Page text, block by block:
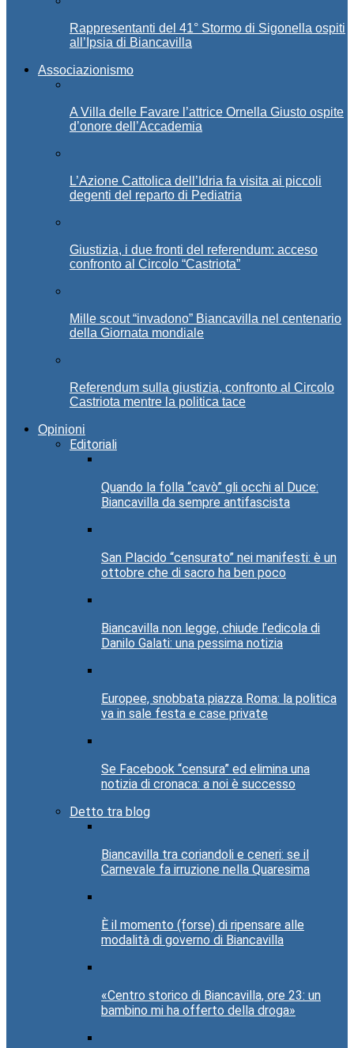
Rappresentanti del 41° Stormo di Sigonella ospiti
all’Ipsia di Biancavilla
Associazionismo
A Villa delle Favare l’attrice Ornella Giusto ospite
d’onore dell’Accademia
L’Azione Cattolica dell’Idria fa visita ai piccoli
degenti del reparto di Pediatria
Giustizia, i due fronti del referendum: acceso
confronto al Circolo “Castriota”
Mille scout “invadono” Biancavilla nel centenario
della Giornata mondiale
Referendum sulla giustizia, confronto al Circolo
Castriota mentre la politica tace
Opinioni
Editoriali
Quando la folla “cavò” gli occhi al Duce:
Biancavilla da sempre antifascista
San Placido “censurato” nei manifesti: è un
ottobre che di sacro ha ben poco
Biancavilla non legge, chiude l’edicola di
Danilo Galati: una pessima notizia
Europee, snobbata piazza Roma: la politica
va in sale festa e case private
Se Facebook “censura” ed elimina una
notizia di cronaca: a noi è successo
Detto tra blog
Biancavilla tra coriandoli e ceneri: se il
Carnevale fa irruzione nella Quaresima
È il momento (forse) di ripensare alle
modalità di governo di Biancavilla
«Centro storico di Biancavilla, ore 23: un
bambino mi ha offerto della droga»